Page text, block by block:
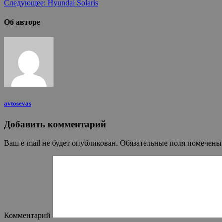
Следующее: Hyundai Solaris
Об авторе
avtosevas
Добавить комментарий
Ваш e-mail не будет опубликован. Обязательные поля
Комментарий